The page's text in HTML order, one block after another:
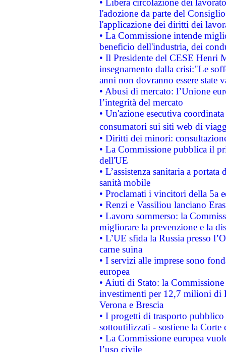
• Libera circolazione dei
l'adozione da parte del
l'applicazione dei diritti dei
• La Commissione intende
beneficio dell'industria, dei
• Il Presidente del CESE Henri
insegnamento dalla crisi:"Le
anni non dovranno essere state
• Abusi di mercato: l’Unione
l’integrità del mercato
• Un'azione esecutiva
consumatori sui siti web di
• Diritti dei minori:
• La Commissione pubblica il
dell'UE
• L’assistenza sanitaria a
sanità mobile
• Proclamati i vincitori della 5a
• Renzi e Vassiliou lanciano
• Lavoro sommerso: la
migliorare la prevenzione e la
• L’UE sfida la Russia presso
carne suina
• I servizi alle imprese sono
europea
• Aiuti di Stato: la
investimenti per 12,7 milioni di
Verona e Brescia
• I progetti di trasporto
sottoutilizzati - sostiene la Corte
• La Commissione europea
l’uso civile